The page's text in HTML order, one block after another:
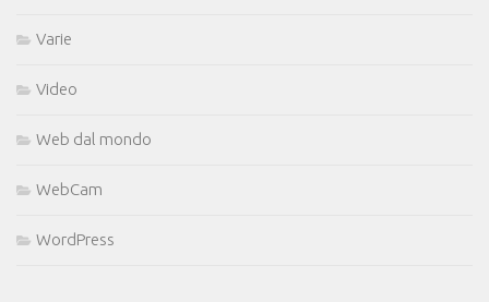
Varie
Video
Web dal mondo
WebCam
WordPress